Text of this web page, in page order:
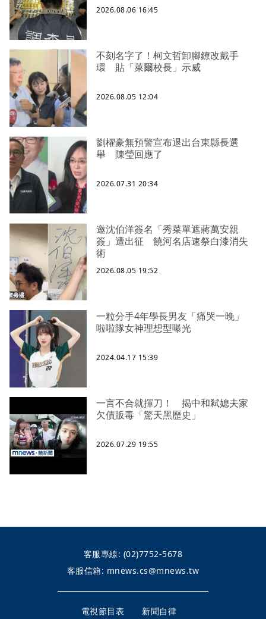
2026.08.06 16:45
不刻名字了！柯文哲卸腳鐐改戴手
環 貼「萊爾校長」示威
2026.08.05 12:04
劉櫂豪無預警宣布退出台東縣長選
舉 陳瑩回應了
2026.07.31 20:34
邀沈伯洋簽名「秀菜單遮蔣萬安親
簽」遭出征 饒河名店速祭白漆消失
術
2026.08.05 19:52
一粒分手4年學長男友「痛哭一晚」
啦啦隊女神理想型曝光
2024.04.17 15:39
一言不合就揮刀！ 揭中和弒媳夫家
欠債販毒「驚天黑歷史」
2026.07.29 19:55
客服專線: (02)7752-5678
客服信箱: mnews.cs@mnews.tw
電視節目表 新聞自律